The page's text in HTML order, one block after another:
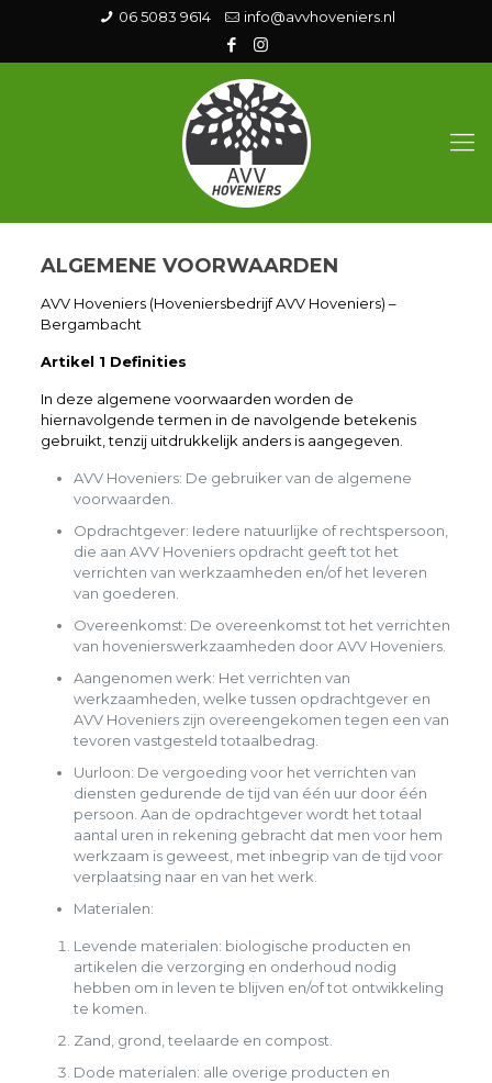
06 5083 9614 info@avvhoveniers.nl
ALGEMENE VOORWAARDEN
AVV Hoveniers (Hoveniersbedrijf AVV Hoveniers) –
Bergambacht
Artikel 1 Definities
In deze algemene voorwaarden worden de
hiernavolgende termen in de navolgende betekenis
gebruikt, tenzij uitdrukkelijk anders is aangegeven.
AVV Hoveniers: De gebruiker van de algemene
voorwaarden.
Opdrachtgever: Iedere natuurlijke of rechtspersoon,
die aan AVV Hoveniers opdracht geeft tot het
verrichten van werkzaamheden en/of het leveren
van goederen.
Overeenkomst: De overeenkomst tot het verrichten
van hovenierswerkzaamheden door AVV Hoveniers.
Aangenomen werk: Het verrichten van
werkzaamheden, welke tussen opdrachtgever en
AVV Hoveniers zijn overeengekomen tegen een van
tevoren vastgesteld totaalbedrag.
Uurloon: De vergoeding voor het verrichten van
diensten gedurende de tijd van één uur door één
persoon. Aan de opdrachtgever wordt het totaal
aantal uren in rekening gebracht dat men voor hem
werkzaam is geweest, met inbegrip van de tijd voor
verplaatsing naar en van het werk.
Materialen:
Levende materialen: biologische producten en
artikelen die verzorging en onderhoud nodig
hebben om in leven te blijven en/of tot ontwikkeling
te komen.
Zand, grond, teelaarde en compost.
Dode materialen: alle overige producten en